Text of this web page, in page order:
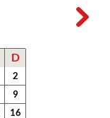
D
2
9
16